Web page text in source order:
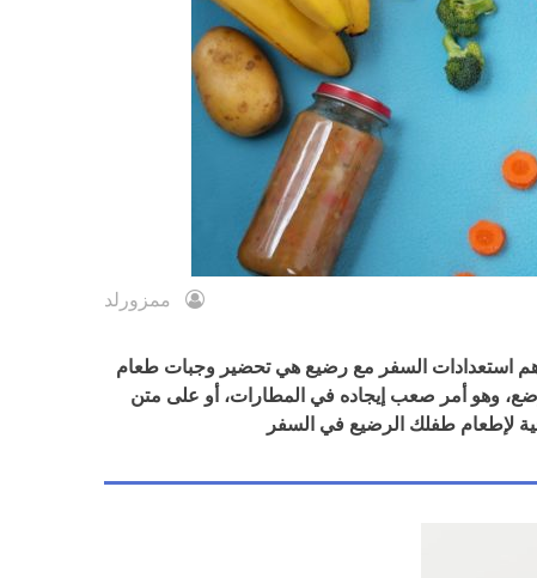
ممزورلد
استعدادات السفر مع رضيع هي تحضير وجبات طعام
وهو أمر صعب إيجاده في المطارات، أو على متن
لإطعام طفلك الرضيع في السفر